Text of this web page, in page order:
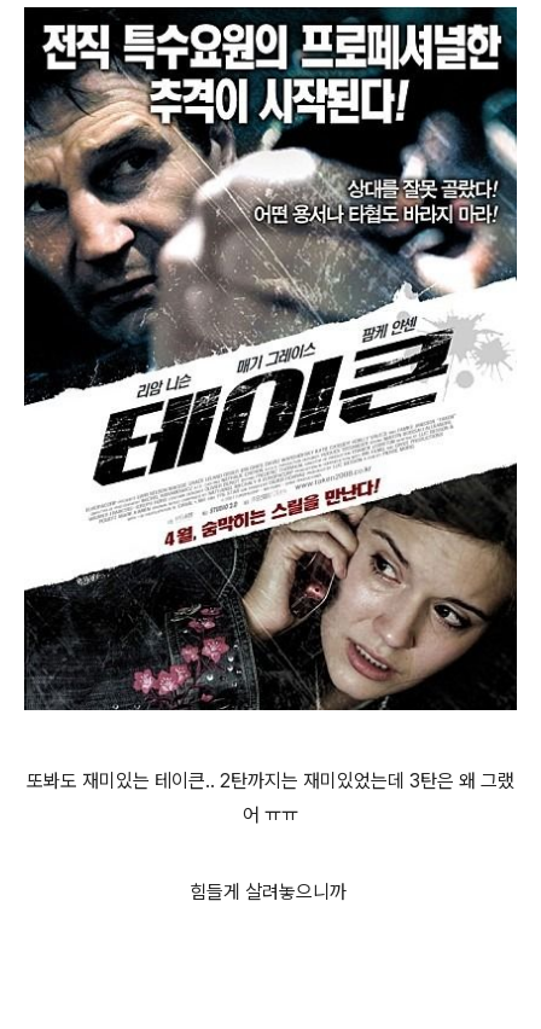
또봐도 재미있는 테이큰.. 2탄까지는 재미있었는데 3탄은 왜 그랬
어 ㅠㅠ
힘들게 살려놓으니까